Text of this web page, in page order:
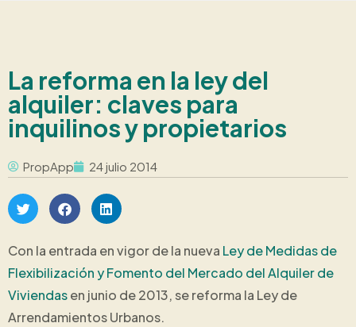
La reforma en la ley del
alquiler: claves para
inquilinos y propietarios
PropApp 24 julio 2014
Con la entrada en vigor de la nueva Ley de Medidas de
Flexibilización y Fomento del Mercado del Alquiler de
Viviendasen junio de 2013, se reforma la Ley de
Arrendamientos Urbanos.